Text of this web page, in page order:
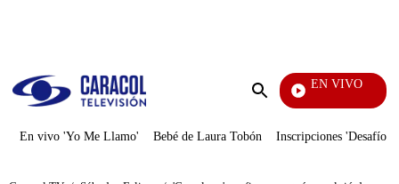
Enviar
EN VIVO
En vivo 'Yo Me Llamo' Bebé de Laura Tobón Inscripciones 'Desafío'